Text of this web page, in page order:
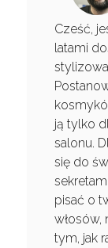
Cześć,
latami
ją tylko
salonu.
się do
pisać o
włosów,
tym, jak